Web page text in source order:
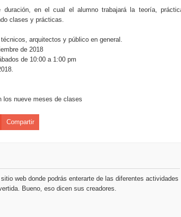
duración, en el cual el alumno trabajará la teoría,
clases y prácticas.
arquitectos y público en general.
de 2018
de 10:00 a 1:00 pm
los nueve meses de clases
Compartir
web donde podrás enterarte de las diferentes actividades
Bueno, eso dicen sus creadores.